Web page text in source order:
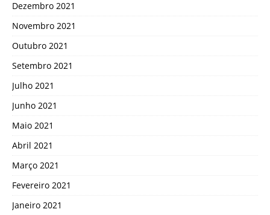
Dezembro 2021
Novembro 2021
Outubro 2021
Setembro 2021
Julho 2021
Junho 2021
Maio 2021
Abril 2021
Março 2021
Fevereiro 2021
Janeiro 2021